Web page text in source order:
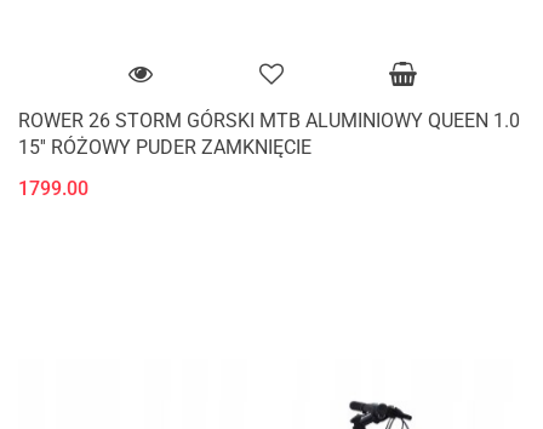
ROWER 26 STORM GÓRSKI MTB ALUMINIOWY QUEEN 1.0
15'' RÓŻOWY PUDER ZAMKNIĘCIE
1799.00